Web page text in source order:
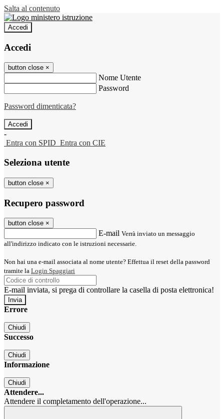
Salta al contenuto
Accedi
Accedi
button close ×
Nome Utente
Password
Password dimenticata?
-
Entra con SPID Entra con CIE
Seleziona utente
button close ×
Recupero password
button close ×
E-mail Verrà inviato un messaggio
all'indirizzo indicato con le istruzioni necessarie.
Non hai una e-mail associata al nome utente? Effettua il reset della password
tramite la Login Spaggiari
E-mail inviata, si prega di controllare la casella di posta elettronica!
Errore
Chiudi
Successo
Chiudi
Informazione
Chiudi
Attendere...
Attendere il completamento dell'operazione...